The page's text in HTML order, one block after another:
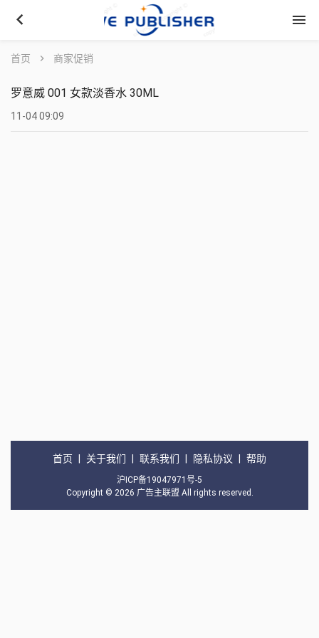
keyboard_arrow_left menu
首页 chevron_right 商家促销
罗意威 001 女款淡香水 30ML
11-04 09:09
首页 关于我们 联系我们 隐私协议 帮助
沪ICP备19047971号-5
Copyright © 2026 广告主联盟 All rights reserved.